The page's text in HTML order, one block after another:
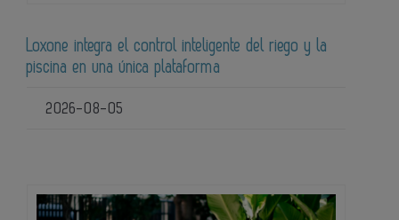
Loxone integra el control inteligente del riego y la
piscina en una única plataforma
2026-08-05